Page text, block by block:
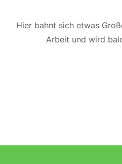
Hier bahnt sich etwas
Arbeit und wird